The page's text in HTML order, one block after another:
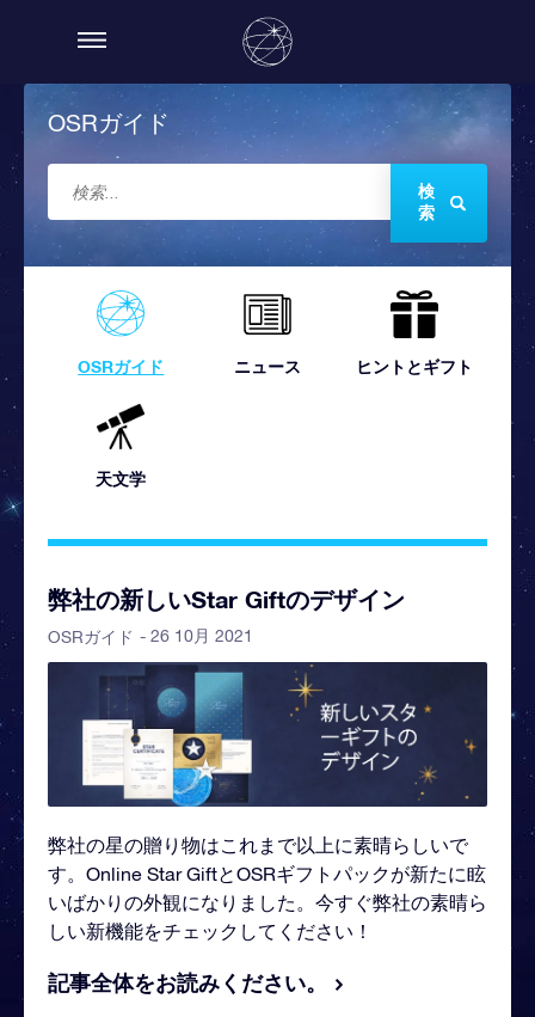
OSRガイド
検
索
OSRガイド ニュース ヒントとギフト
天文学
弊社の新しいStar Giftのデザイン
OSRガイド - 26 10月 2021
弊社の星の贈り物はこれまで以上に素晴らしいで
す。Online Star GiftとOSRギフトパックが新たに眩
いばかりの外観になりました。今すぐ弊社の素晴ら
しい新機能をチェックしてください！
記事全体をお読みください。